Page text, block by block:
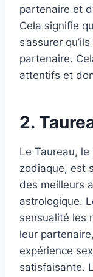
partenaire et
Cela signifie
s’assurer
partenaire.
attentifs et
2.
Le Taureau,
zodiaque, est
des meilleurs
astrologique.
sensualité les
leur
expérience
satisfaisante.